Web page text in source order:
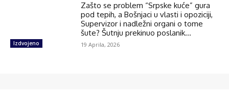
Izdvojeno
Zašto se problem “Srpske kuće” gura
pod tepih, a Bošnjaci u vlasti i opoziciji,
Supervizor i nadležni organi o tome
šute? Šutnju prekinuo poslanik...
19 Aprila, 2026